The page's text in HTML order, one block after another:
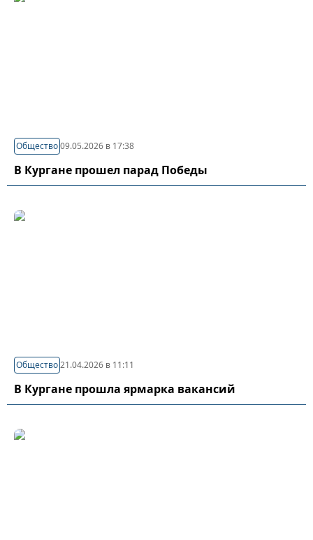
Общество09.05.2026 в 17:38
В Кургане прошел парад Победы
Общество21.04.2026 в 11:11
В Кургане прошла ярмарка вакансий